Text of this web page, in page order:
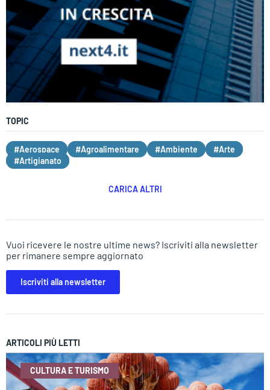
TOPIC
#Aerospace #Agroalimentare #Ambiente
#Arte
#Artigianato
CARICA ALTRI
Vuoi ricevere le nostre ultime news? Iscriviti alla newsletter
per rimanere sempre aggiornato
Iscriviti alla newsletter
ARTICOLI PIÙ LETTI
CULTURA E TURISMO